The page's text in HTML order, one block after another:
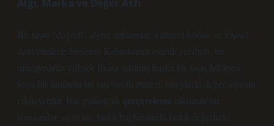
Algı, Marka ve Değer Atfı
Bir taşın “değerli” algısı, reklamlar, kültürel kodlar ve kişisel
deneyimlerle beslenir. Kalsedonun estetik cazibesi, bir
müzayedede yüksek fiyata satılmış başka bir taşın hikâyesi
veya bir ünlünün bu taşı tercih etmesi, bireylerin değer algısını
etkileyebilir. Bu, psikolojik çerçeveleme etkisinin bir
sonucudur: aynı taş, farklı bağlamlarda farklı değerlerle